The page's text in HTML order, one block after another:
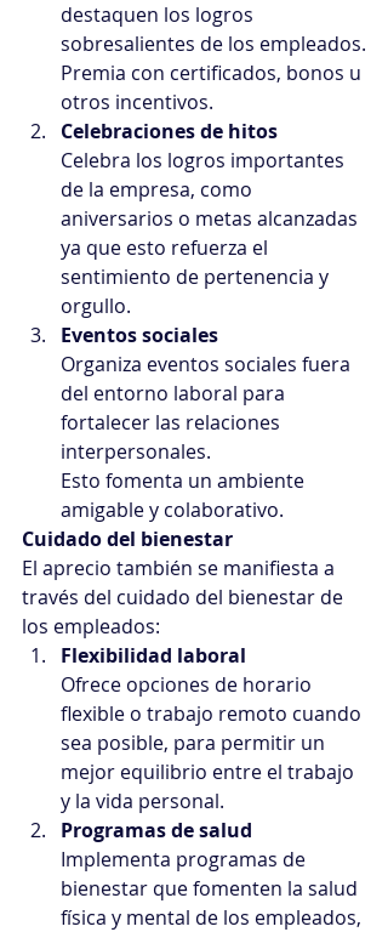
destaquen los logros
sobresalientes de los empleados.
Premia con certificados, bonos u
otros incentivos.
Celebraciones de hitos
Celebra los logros importantes
de la empresa, como
aniversarios o metas alcanzadas
ya que esto refuerza el
sentimiento de pertenencia y
orgullo.
Eventos sociales
Organiza eventos sociales fuera
del entorno laboral para
fortalecer las relaciones
interpersonales.
Esto fomenta un ambiente
amigable y colaborativo.
Cuidado del bienestar
El aprecio también se manifiesta a
través del cuidado del bienestar de
los empleados:
Flexibilidad laboral
Ofrece opciones de horario
flexible o trabajo remoto cuando
sea posible, para permitir un
mejor equilibrio entre el trabajo
y la vida personal.
Programas de salud
Implementa programas de
bienestar que fomenten la salud
física y mental de los empleados,